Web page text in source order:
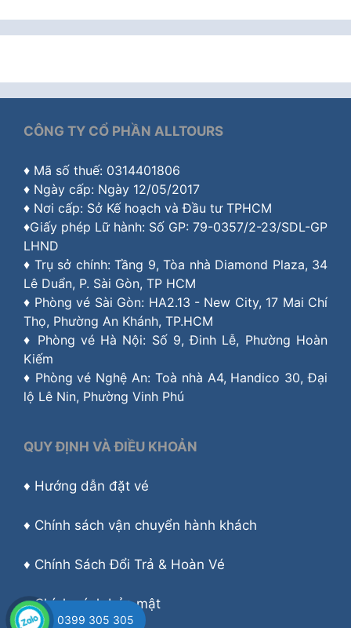
CÔNG TY CỔ PHẦN ALLTOURS
♦ Mã số thuế: 0314401806
♦ Ngày cấp: Ngày 12/05/2017
♦ Nơi cấp: Sở Kế hoạch và Đầu tư TPHCM
♦Giấy phép Lữ hành: Số GP: 79-0357/2-23/SDL-GP
LHND
♦ Trụ sở chính: Tầng 9, Tòa nhà Diamond Plaza, 34
Lê Duẩn, P. Sài Gòn, TP HCM
♦ Phòng vé Sài Gòn: HA2.13 - New City, 17 Mai Chí
Thọ, Phường An Khánh, TP.HCM
♦ Phòng vé Hà Nội: Số 9, Đinh Lễ, Phường Hoàn
Kiếm
♦ Phòng vé Nghệ An: Toà nhà A4, Handico 30, Đại
lộ Lê Nin, Phường Vinh Phú
QUY ĐỊNH VÀ ĐIỀU KHOẢN
♦ Hướng dẫn đặt vé
♦ Chính sách vận chuyển hành khách
♦ Chính Sách Đổi Trả & Hoàn Vé
♦Chính sách bảo mật
0399 305 305